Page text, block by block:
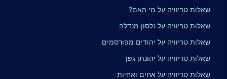
שאלות טריוויה על מי האם?
שאלות טריוויה על נלסון מנדלה
שאלות טריוויה על יהודים מפורסמים
שאלות טריוויה על יהונתן גפן
שאלות טריוויה על אחים ואחיות